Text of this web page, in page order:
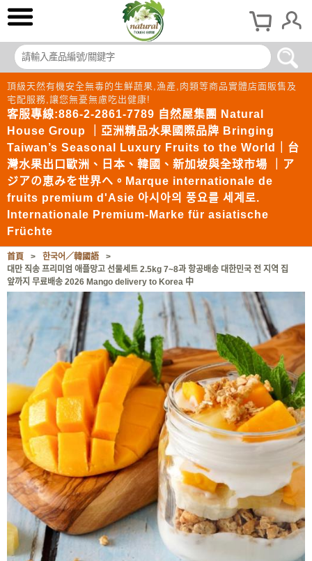
頂級天然有機安全無毒的生鮮蔬果,漁產,肉類等商品實體店面販售及
宅配服務,讓您無憂無慮吃出健康!
客服專線:886-2-2861-7789 自然屋集團 Natural
House Group ｜亞洲精品水果國際品牌 Bringing
Taiwan’s Seasonal Luxury Fruits to the World｜台
灣水果出口歐洲、日本、韓國、新加坡與全球市場 ｜ア
ジアの恵みを世界へ。Marque internationale de
fruits premium d'Asie 아시아의 풍요를 세계로.
Internationale Premium-Marke für asiatische
Früchte
首頁 > 한국어／韓國語
>
대만 직송 프리미엄 애플망고 선물세트 2.5kg 7~8과 항공배송 대한민국 전 지역 집
앞까지 무료배송 2026 Mango delivery to Korea 中